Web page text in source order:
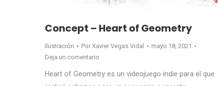
Concept – Heart of Geometry
Ilustración Por Xavier Vegas Vidal
mayo 18, 2021
Deja un comentario
Heart of Geometry es un videojuego indie para el que